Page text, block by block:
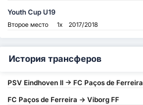
Youth Cup U19
Второе место 1x 2017/2018
История трансферов
PSV Eindhoven II -> FC Paços de Ferreira
FC Paços de Ferreira -> Viborg FF